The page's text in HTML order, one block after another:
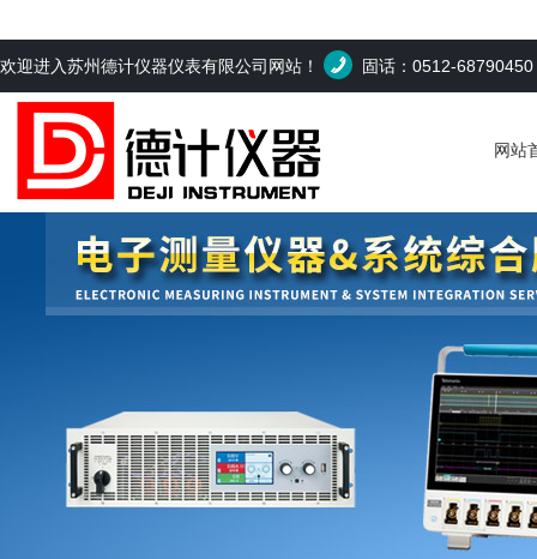
欢迎进入苏州德计仪器仪表有限公司网站！ 固话：0512-68790450
网站